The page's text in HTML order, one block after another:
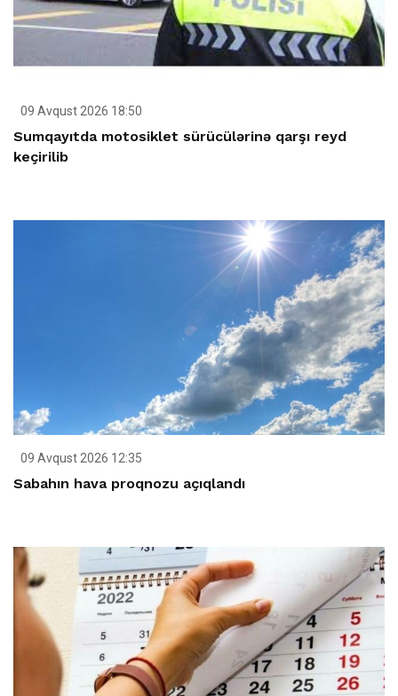
09 Avqust 2026 18:50
Sumqayıtda motosiklet sürücülərinə qarşı reyd
keçirilib
09 Avqust 2026 12:35
Sabahın hava proqnozu açıqlandı